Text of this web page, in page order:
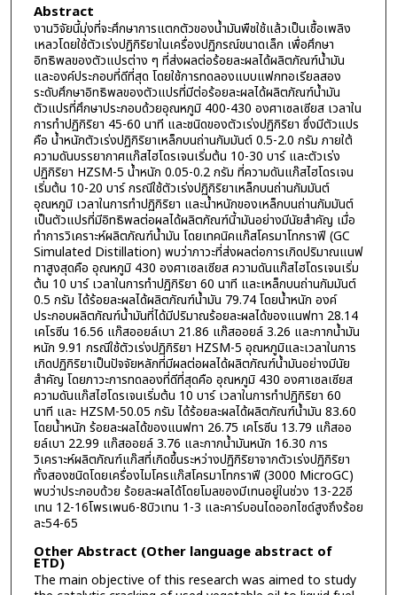
Abstract
งานวิจัยนี้มุ่งที่จะศึกษาการแตกตัวของน้ำมันพืชใช้แล้วเป็นเชื้อเพลิง
เหลวโดยใช้ตัวเร่งปฏิกิริยาในเครื่องปฏิกรณ์ขนาดเล็ก เพื่อศึกษา
อิทธิพลของตัวแปรต่าง ๆ ที่ส่งผลต่อร้อยละผลได้ผลิตภัณฑ์น้ำมัน
และองค์ประกอบที่ดีที่สุด โดยใช้การทดลองแบบแฟกทอเรียลสอง
ระดับศึกษาอิทธิพลของตัวแปรที่มีต่อร้อยละผลได้ผลิตภัณฑ์น้ำมัน
ตัวแปรที่ศึกษาประกอบด้วยอุณหภูมิ 400-430 องศาเซลเซียส เวลาใน
การทำปฏิกิริยา 45-60 นาที และชนิดของตัวเร่งปฏิกิริยา ซึ่งมีตัวแปร
คือ น้ำหนักตัวเร่งปฏิกิริยาเหล็กบนถ่านกัมมันต์ 0.5-2.0 กรัม ภายใต้
ความดันบรรยากาศแก๊สไฮโดรเจนเริ่มต้น 10-30 บาร์ และตัวเร่ง
ปฏิกิริยา HZSM-5 น้ำหนัก 0.05-0.2 กรัม ที่ความดันแก๊สไฮโดรเจน
เริ่มต้น 10-20 บาร์ กรณีใช้ตัวเร่งปฏิกิริยาเหล็กบนถ่านกัมมันต์
อุณหภูมิ เวลาในการทำปฏิกิริยา และน้ำหนักของเหล็กบนถ่านกัมมันต์
เป็นตัวแปรที่มีอิทธิพลต่อผลได้ผลิตภัณฑ์นี้ามันอย่างมีนัยสำคัญ เมื่อ
ทำการวิเคราะห์ผลิตภัณฑ์น้ำมัน โดยเทคนิคแก๊สโครมาโทกราฟี (GC
Simulated Distillation) พบว่าภาวะที่ส่งผลต่อการเกิดปริมาณแนฟ
ทาสูงสุดคือ อุณหภูมิ 430 องศาเซลเซียส ความดันแก๊สไฮโดรเจนเริ่ม
ต้น 10 บาร์ เวลาในการทำปฏิกิริยา 60 นาที และเหล็กบนถ่านกัมมันต์
0.5 กรัม ได้ร้อยละผลได้ผลิตภัณฑ์น้ำมัน 79.74 โดยน้ำหนัก องค์
ประกอบผลิตภัณฑ์น้ำมันที่ได้มีปริมาณร้อยละผลได้ของแนฟทา 28.14
เคโรซีน 16.56 แก๊สออยล์เบา 21.86 แก๊สออยล์ 3.26 และกากน้ำมัน
หนัก 9.91 กรณีใช้ตัวเร่งปฏิกิริยา HZSM-5 อุณหภูมิและเวลาในการ
เกิดปฏิกิริยาเป็นปัจจัยหลักที่มีผลต่อผลได้ผลิตภัณฑ์น้ำมันอย่างมีนัย
สำคัญ โดยภาวะการทดลองที่ดีที่สุดคือ อุณหภูมิ 430 องศาเซลเซียส
ความดันแก๊สไฮโดรเจนเริ่มต้น 10 บาร์ เวลาในการทำปฏิกิริยา 60
นาที และ HZSM-50.05 กรัม ได้ร้อยละผลได้ผลิตภัณฑ์น้ำมัน 83.60
โดยน้ำหนัก ร้อยละผลได้ของแนฟทา 26.75 เคโรซีน 13.79 แก๊สออ
ยล์เบา 22.99 แก๊สออยล์ 3.76 และกากน้ำมันหนัก 16.30 การ
วิเคราะห์ผลิตภัณฑ์แก๊สที่เกิดขึ้นระหว่างปฏิกิริยาจากตัวเร่งปฏิกิริยา
ทั้งสองชนิดโดยเครื่องไมโครแก๊สโครมาโทกราฟี (3000 MicroGC)
พบว่าประกอบด้วย ร้อยละผลได้โดยโมลของมีเทนอยู่ในช่วง 13-22อี
เทน 12-16โพรเพน6-8บิวเทน 1-3 และคาร์บอนไดออกไซด์สูงถึงร้อย
ละ54-65
Other Abstract (Other language abstract of
ETD)
The main objective of this research was aimed to study